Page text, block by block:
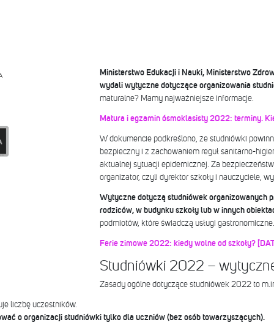
Ministerstwo Edukacji i Nauki, Ministerstwo
wydali wytyczne dotyczące organizowania
maturalne? Mamy najważniejsze informacje.
Matura i egzamin ósmoklasisty 2022: terminy.
W dokumencie podkreślono, że studniówki
bezpieczny i z zachowaniem reguł sanitarno-
aktualnej sytuacji epidemicznej. Za
organizator, czyli dyrektor szkoły i nauczyciele,
Wytyczne dotyczą studniówek organizowanych
rodziców, w budynku szkoły lub w innych
podmiotów, które świadczą usługi gastronomiczne.
Ferie zimowe 2022: kiedy wolne od szkoły?
Studniówki 2022 –
Zasady ogólne dotyczące studniówek 2022 to
liczbę uczestników.
o organizacji studniówki tylko dla uczniów (bez osób towarzyszących).